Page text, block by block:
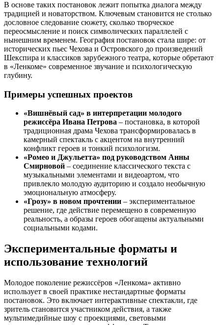
В основе таких постановок лежит попытка диалога между
традицией и новаторством. Ключевым становится не столько
дословное следование сюжету, сколько творческое
переосмысление и поиск символических параллелей с
нынешним временем. География постановок стала шире: от
исторических пьес Чехова и Островского до произведений
Шекспира и классиков зарубежного театра, которые обретают
в «Ленкоме» современное звучание и психологическую
глубину.
Примеры успешных проектов
«Вишнёвый сад» в интерпретации молодого
режиссёра Ивана Петрова – постановка, в которой
традиционная драма Чехова трансформировалась в
камерный спектакль с акцентом на внутренний
конфликт героев и тонкий психологизм.
«Ромео и Джульетта» под руководством Анны
Смирновой – соединение классического текста с
музыкальными элементами и видеоартом, что
привлекло молодую аудиторию и создало необычную
эмоциональную атмосферу.
«Грозу» в новом прочтении – экспериментальное
решение, где действие перемещено в современную
реальность, а образы героев обогащены актуальными
социальными кодами.
Экспериментальные форматы и
использование технологий
Молодое поколение режиссёров «Ленкома» активно
использует в своей практике нестандартные форматы
постановок. Это включает интерактивные спектакли, где
зритель становится участником действия, а также
мультимедийные шоу с проекциями, световыми